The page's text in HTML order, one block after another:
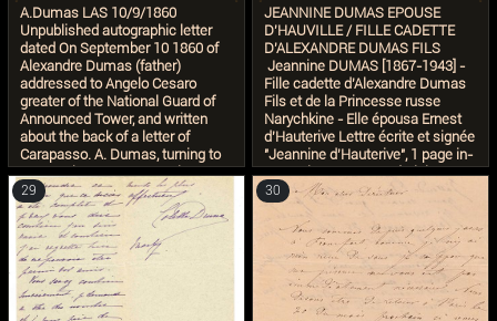
solide. Ecriture claire et bien
lisible. Dimensions : 13 x 21 cm
environ, le double déplié.
Enfin, il a fait paraitre en 1860 les
Puritains de Paris et la Duchesse
de Mauves (1860, 24 avril 1877 10
x 14 cm
A.Dumas LAS 10/9/1860
Unpublished autographic letter
dated On September 10 1860 of
Alexandre Dumas (father)
addressed to Angelo Cesaro
greater of the National Guard of
Announced Tower, and written
about the back of a letter of
Carapasso. A. Dumas, turning to
Cesaro the Carapasso written
document, informs of him with
own hand the availability of a
schooner for the troops. The letter,
of great rareness, also for the
historical content, Neapolitan
patriot comes from a rich
correspondence completely
addressed to Angelo Cesaro.
JEANNINE DUMAS EPOUSE
D'HAUVILLE / FILLE CADETTE
D'ALEXANDRE DUMAS FILS
Jeannine DUMAS [1867-1943] -
Fille cadette d'Alexandre Dumas
Fils et de la Princesse russe
Narychkine - Elle épousa Ernest
d'Hauterive Lettre écrite et signée
"Jeannine d'Hauterive", 1 page in-
8, enveloppe conservée jointe,
Marly-le-Roi, 9 octobre 1890
(cachet postal), à Edmond
COTTINET [Poète et auteur
dramatique / 1824-1895] "Bien
bien touchée de votre affectueux
souvenir" - En bas de page,
Edmond Cottinet a noté : "Ecrite le
jour même de son mariage, en
29 30